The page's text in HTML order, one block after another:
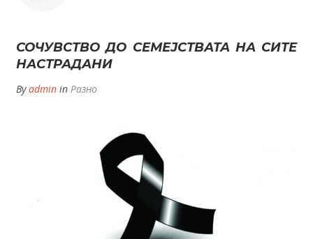
СОЧУВСТВО ДО СЕМЕЈСТВАТА НА СИТЕ
НАСТРАДАНИ
Byadmin in Разно